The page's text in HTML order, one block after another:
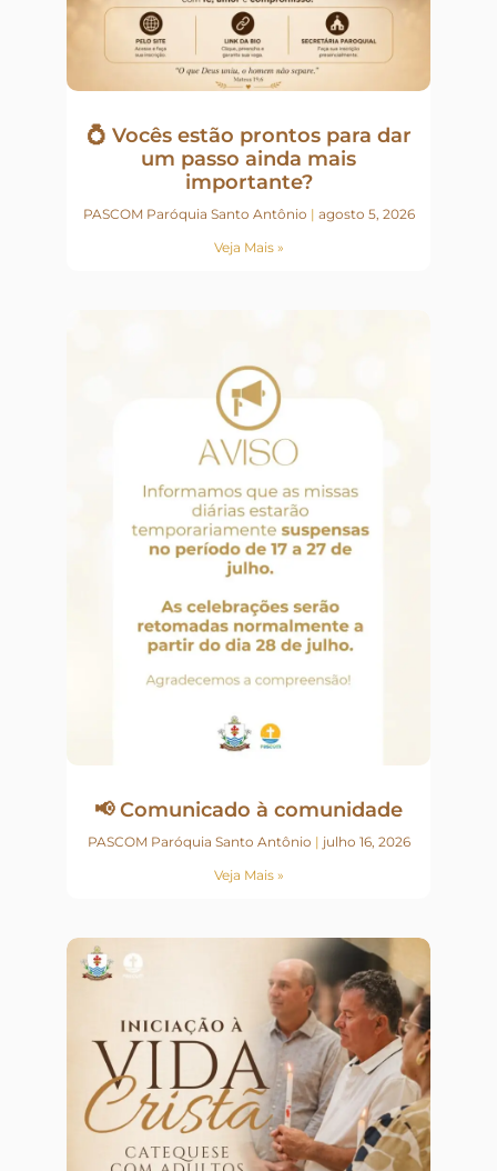
💍 Vocês estão prontos para dar
um passo ainda mais
importante?
PASCOM Paróquia Santo Antônio
agosto 5, 2026
Veja Mais »
📢 Comunicado à comunidade
PASCOM Paróquia Santo Antônio
julho 16, 2026
Veja Mais »